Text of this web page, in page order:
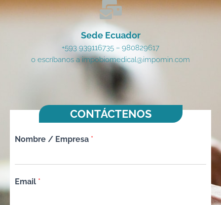
Sede Ecuador
+593 939116735 – 980829617
o escríbanos a impobiomedical@impomin.com
CONTÁCTENOS
Nombre / Empresa *
Email *